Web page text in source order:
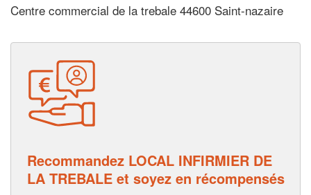
Centre commercial de la trebale 44600 Saint-nazaire
Recommandez LOCAL INFIRMIER DE
LA TREBALE et soyez en récompensés